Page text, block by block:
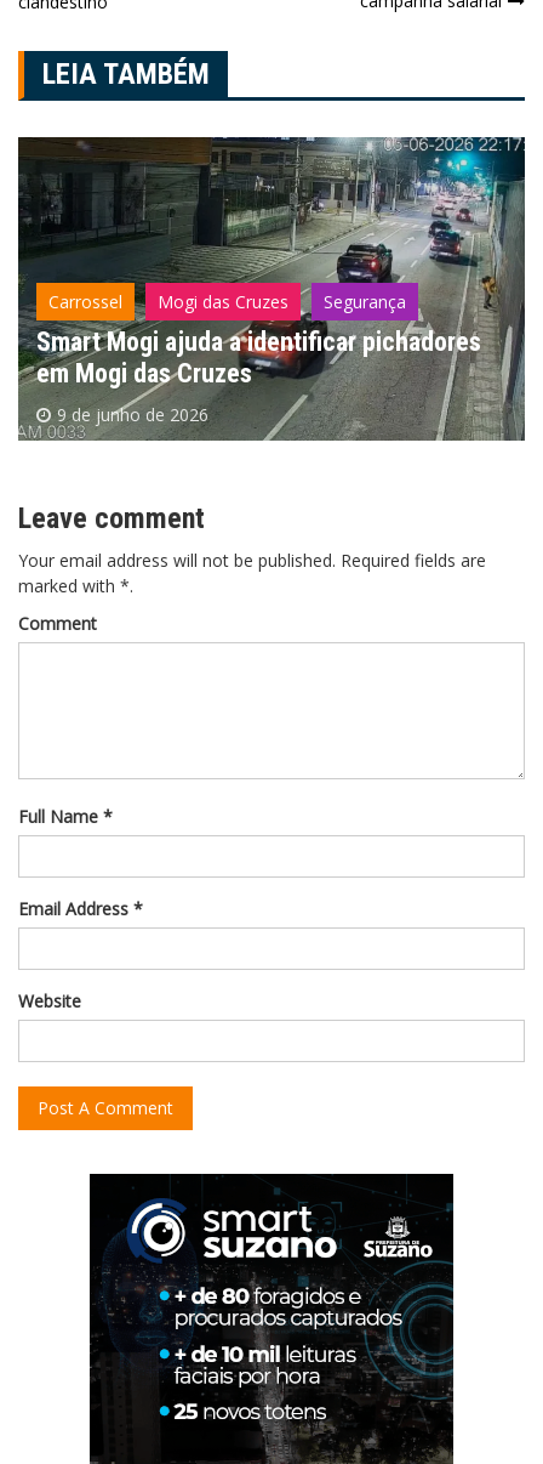
Post
LEIA TAMBÉM
Carrossel Mogi das Cruzes Segurança
Smart Mogi ajuda a identificar pichadores
em Mogi das Cruzes
9 de junho de 2026
Leave comment
Your email address will not be published. Required fields are
marked with *.
Comment
Full Name *
Email Address *
Website